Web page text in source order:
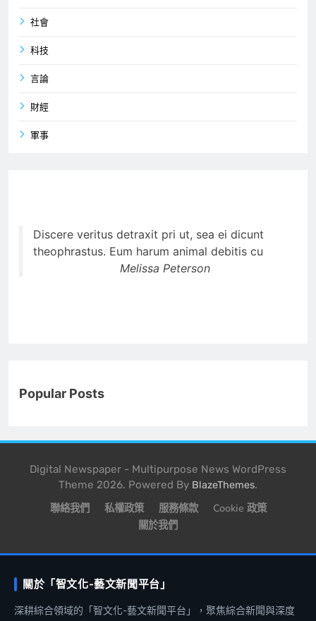
社會
科技
言論
財經
軍事
Discere veritus detraxit pri ut, sea ei dicunt
theophrastus. Eum harum animal debitis cu
Melissa Peterson
Popular Posts
Digital Newspaper - Multipurpose News WordPress
Theme 2026. Powered By BlazeThemes.
聯絡我們 私權政策 服務條款
Cookie 政策
關於我們
關於「智文化-藝文新聞平台」
深耕綜合領域的「智文化-藝文新聞平台」，聚焦綜合新聞與深度